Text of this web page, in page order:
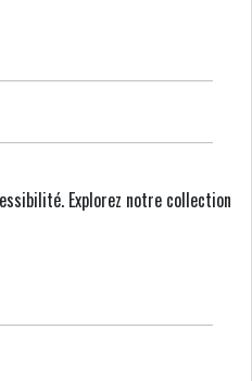
Explorez notre collection